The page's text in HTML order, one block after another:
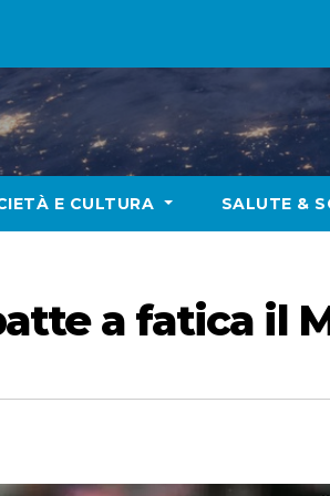
E CULTURA SALUTE &
a fatica il